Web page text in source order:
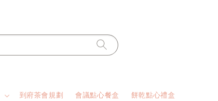
到府茶會規劃 會議點心餐盒 餅乾點心禮盒